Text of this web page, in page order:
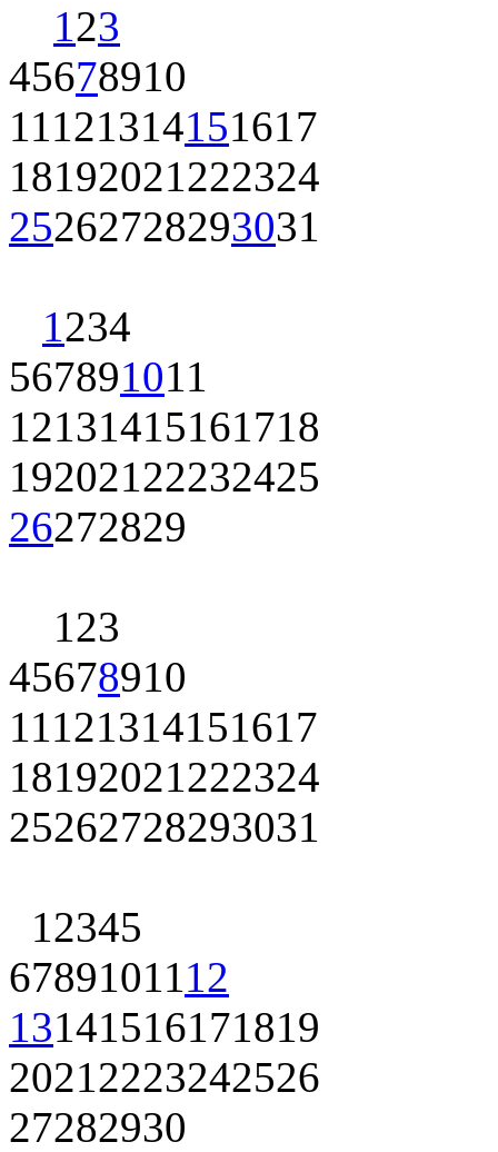
123
45678910
11121314151617
18192021222324
25262728293031
1234
567891011
12131415161718
19202122232425
26272829
123
45678910
11121314151617
18192021222324
25262728293031
12345
6789101112
13141516171819
20212223242526
27282930